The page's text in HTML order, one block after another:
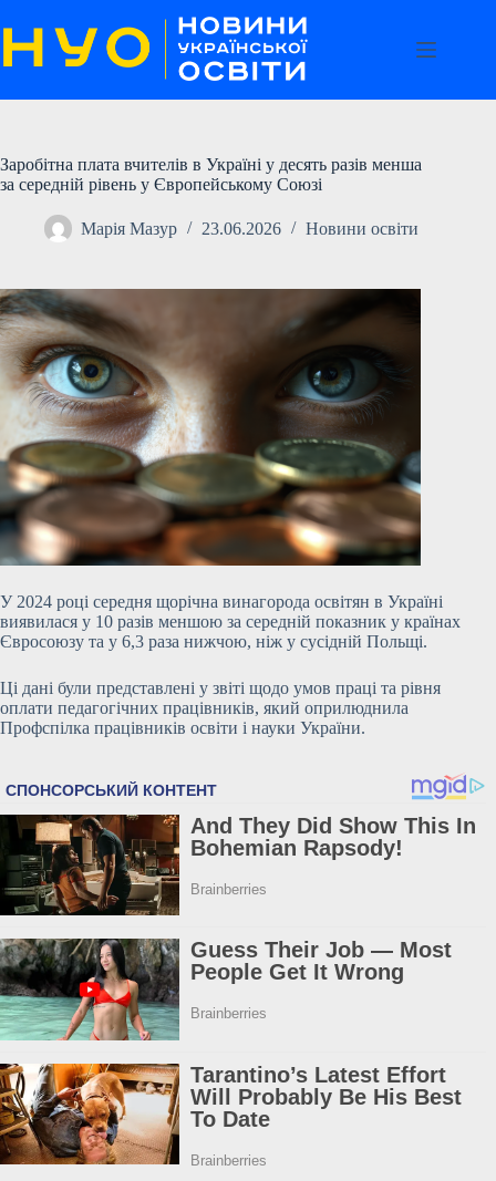
до
вмісту
Заробітна плата вчителів в Україні у десять разів менша
за середній рівень у Європейському Союзі
Марія Мазур 23.06.2026 Новини освіти
У 2024 році середня щорічна винагорода освітян в Україні
виявилася у 10 разів меншою за середній показник у країнах
Євросоюзу та у 6,3 раза нижчою, ніж у сусідній Польщі.
Ці дані були представлені у звіті щодо умов праці та рівня
оплати педагогічних працівників, який оприлюднила
Профспілка працівників освіти і науки України.